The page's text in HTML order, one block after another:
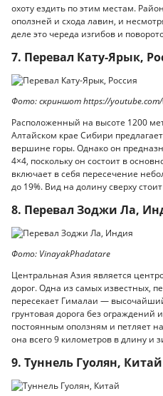
охоту ездить по этим местам.
оползней и схода лавин, и
деле это череда изгибов и
7. Перевал Кату-Ярык,
Фото: скриншот https://youtube.com/
Расположенный на высоте 1200
Алтайском крае Сибири
вершине горы. Однако он
4×4, поскольку он состоит в
включает в себя пересечение
до 19%. Вид на долину сверху
8. Перевал Зоджи Ла,
Фото: VinayakPhadatare
Центральная Азия является
дорог. Одна из самых известных,
пересекает Гималаи —
грунтовая дорога без ограждений
постоянным оползням и петляет
она всего 9 километров в длину и
9. Туннель Гуолян, Китай